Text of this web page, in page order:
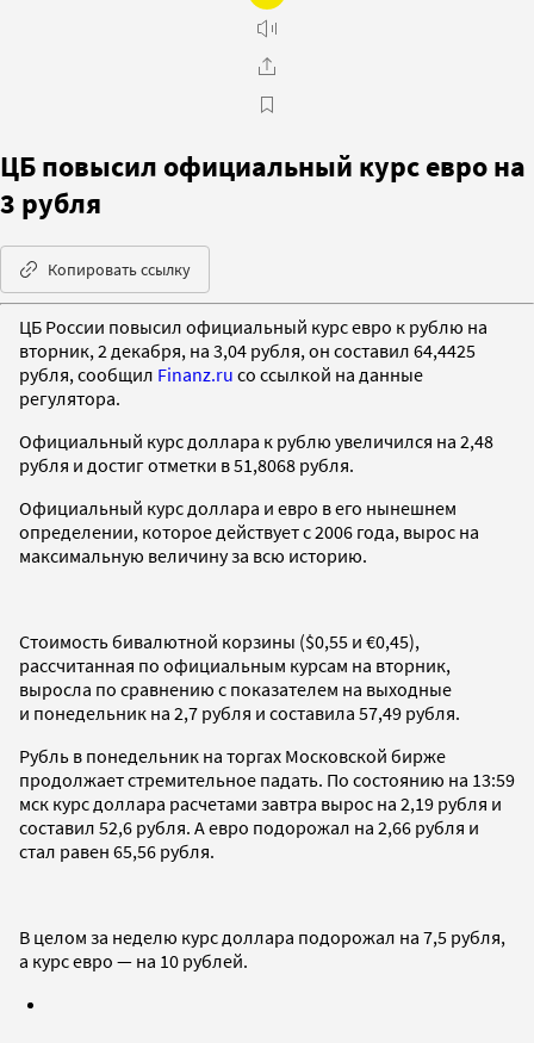
ЦБ повысил официальный курс евро на
3 рубля
Копировать ссылку
ЦБ России повысил официальный курс евро к рублю на
вторник, 2 декабря, на 3,04 рубля, он составил 64,4425
рубля, сообщил Finanz.ru со ссылкой на данные
регулятора.
Официальный курс доллара к рублю увеличился на 2,48
рубля и достиг отметки в 51,8068 рубля.
Официальный курс доллара и евро в его нынешнем
определении, которое действует с 2006 года, вырос на
максимальную величину за всю историю.
Стоимость бивалютной корзины ($0,55 и €0,45),
рассчитанная по официальным курсам на вторник,
выросла по сравнению с показателем на выходные
и понедельник на 2,7 рубля и составила 57,49 рубля.
Рубль в понедельник на торгах Московской бирже
продолжает стремительное падать. По состоянию на 13:59
мск курс доллара расчетами завтра вырос на 2,19 рубля и
составил 52,6 рубля. А евро подорожал на 2,66 рубля и
стал равен 65,56 рубля.
В целом за неделю курс доллара подорожал на 7,5 рубля,
а курс евро — на 10 рублей.